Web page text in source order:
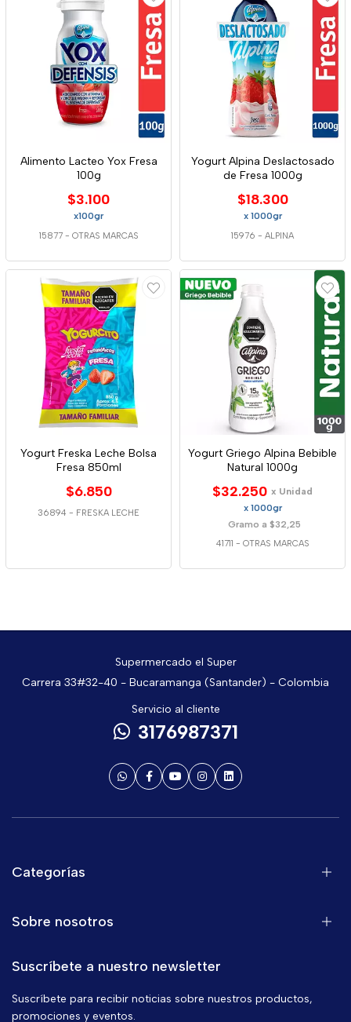
Alimento Lacteo Yox Fresa
100g
$3.100
x100gr
15877 - OTRAS MARCAS
Yogurt Alpina Deslactosado
de Fresa 1000g
$18.300
x 1000gr
15976 - ALPINA
Yogurt Freska Leche Bolsa
Fresa 850ml
$6.850
36894 - FRESKA LECHE
Yogurt Griego Alpina Bebible
Natural 1000g
$32.250 x Unidad
x 1000gr
Gramo a $32,25
41711 - OTRAS MARCAS
Supermercado el Super
Carrera 33#32-40 - Bucaramanga (Santander) - Colombia
Servicio al cliente
3176987371
Categorías
Sobre nosotros
Suscríbete a nuestro newsletter
Suscríbete para recibir noticias sobre nuestros productos,
promociones y eventos.